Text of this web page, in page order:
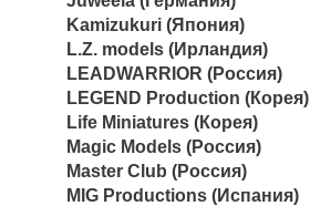
Kamizukuri (Япония)
L.Z. models (Ирландия)
LEADWARRIOR (Россия)
LEGEND Production (Корея)
Life Miniatures (Корея)
Magic Models (Россия)
Master Club (Россия)
MIG Productions (Испания)